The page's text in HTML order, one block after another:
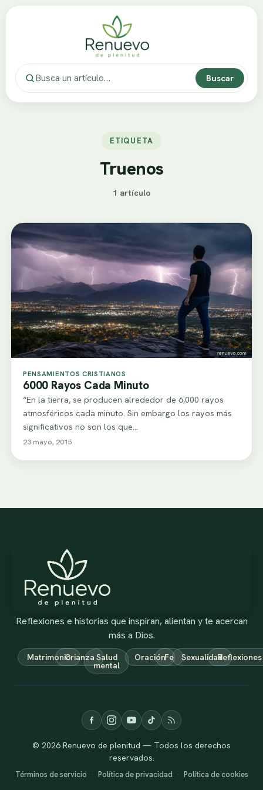
Buscar
ETIQUETA
Truenos
1 artículo
PENSAMIENTOS CRISTIANOS
6000 Rayos Cada Minuto
“En la tierra, se producen alrededor de 6,000 rayos
atmosféricos cada minuto. Sin embargo los rayos más
significativos no son los que…
23 mayo, 2015
Reflexiones e historias que inspiran, alientan y te acercan
más a Dios.
MatrimonioCrianza Salud
mental
OraciónFe SexualidadReflexiones
© 2026 Renuevo de plenitud — Todos los derechos
reservados.
Términos de servicio · Política de privacidad · Política de cookies